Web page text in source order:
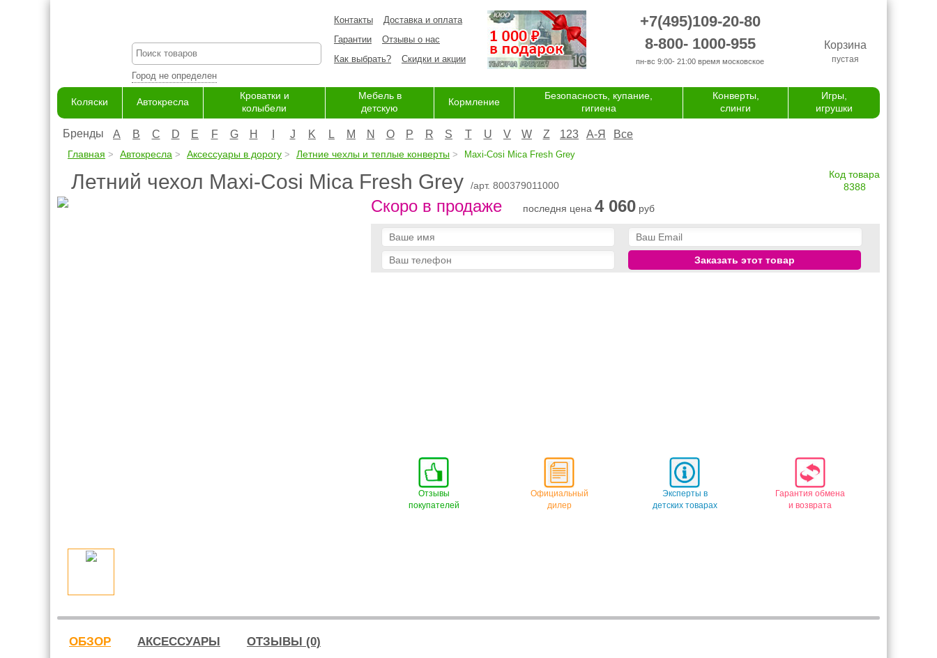
Город не определен
Контакты
Доставка и оплата
Гарантии
Отзывы о нас
Как выбрать?
Скидки и акции
+7(495)109-20-80
8-800- 1000-955
пн-вс 9:00- 21:00 время московское
Корзина
пустая
Коляски Автокресла
Кроватки и
колыбели
Мебель в
детскую
Кормление
Безопасность, купание,
гигиена
Конверты,
слинги
Игры,
игрушки
Бренды A B C D E F G H J K L M N O P R S T U V W Z 123 А-Я Все
Главная Автокресла Аксессуары в дорогу Летние чехлы и теплые конверты Maxi-Cosi Mica Fresh Grey
Летний чехол Maxi-Cosi Mica Fresh Grey /арт. 800379011000
Код товара
8388
Скоро в продаже последня цена 4 060 руб
Заказать этот товар
Отзывы
покупателей
Официальный
дилер
Эксперты в
детских товарах
Гарантия обмена
и возврата
ОБЗОР АКСЕССУАРЫ ОТЗЫВЫ (0)